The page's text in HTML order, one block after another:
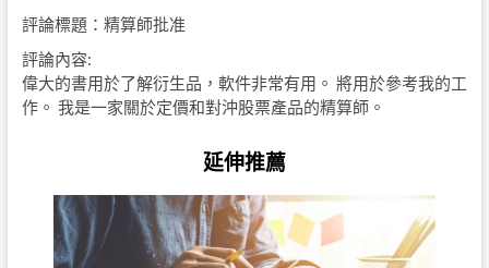
評論標題：精算師批准
評論內容:
偉大的書用於了解衍生品，軟件非常有用。 將用於參考我的工
作。 我是一家關於定價和對沖股票產品的精算師。
延伸推薦